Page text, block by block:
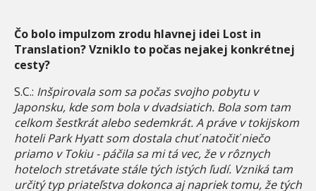
Čo bolo impulzom zrodu hlavnej idei Lost in
Translation? Vzniklo to počas nejakej konkrétnej
cesty?
S.C.: Inšpirovala som sa počas svojho pobytu v
Japonsku, kde som bola v dvadsiatich. Bola som tam
celkom šesťkrát alebo sedemkrát. A práve v tokijskom
hoteli Park Hyatt som dostala chuť natočiť niečo
priamo v Tokiu - páčila sa mi tá vec, že v rôznych
hoteloch stretávate stále tých istých ľudí. Vzniká tam
určitý typ priateľstva dokonca aj napriek tomu, že tých